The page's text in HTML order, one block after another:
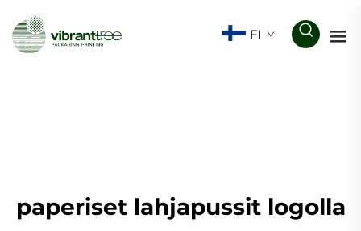
FI
paperiset lahjapussit logolla